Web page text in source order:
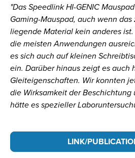
"Das Speedlink HI-GENIC
Gaming-Mauspad, auch wenn das
liegende Material kein anderes
die meisten Anwendungen
es sich auch auf kleinen
ein. Darüber hinaus zeigt es auch
Gleiteigenschaften. Wir konnten
die Wirksamkeit der
hätte es spezieller
LINK/